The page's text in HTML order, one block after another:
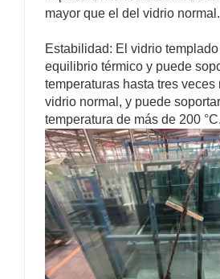
mayor que el del vidrio normal.
Estabilidad: El vidrio
equilibrio térmico y puede
temperaturas hasta tres veces
vidrio normal, y puede
temperatura de más de 200 °C.